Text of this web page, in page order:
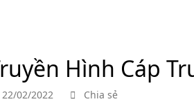
Hình Cáp
22/02/2022 Chia sẻ